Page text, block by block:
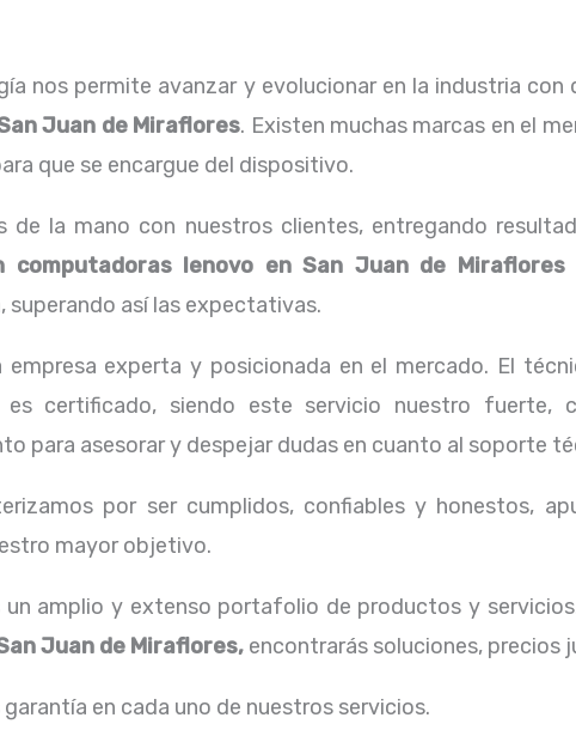
nos permite avanzar y evolucionar en la industria
Juan de Miraflores. Existen muchas marcas en el
que se encargue del dispositivo.
de la mano con nuestros clientes, entregando
computadoras lenovo en San Juan de Miraflores
superando así las expectativas.
empresa experta y posicionada en el mercado. El
es certificado, siendo este servicio nuestro fuerte,
para asesorar y despejar dudas en cuanto al soporte
por ser cumplidos, confiables y honestos,
mayor objetivo.
un amplio y extenso portafolio de productos y
Juan de Miraflores, encontrarás soluciones, precios
en cada uno de nuestros servicios.